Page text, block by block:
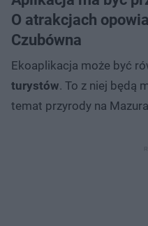
O atrakcjach
Czubówna
Ekoaplikacja może być
turystów. To z niej będą
temat przyrody na